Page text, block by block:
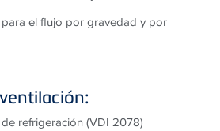
el flujo por gravedad y por
refrigeración (VDI 2078)